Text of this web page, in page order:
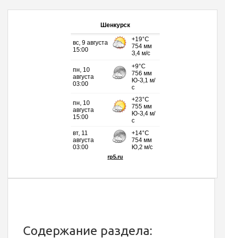
Шенкурск
Содержание раздела: